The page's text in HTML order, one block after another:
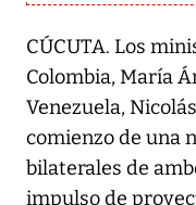
CÚCUTA. Los
Colombia, María
Venezuela,
comienzo de una
bilaterales de
impulso de